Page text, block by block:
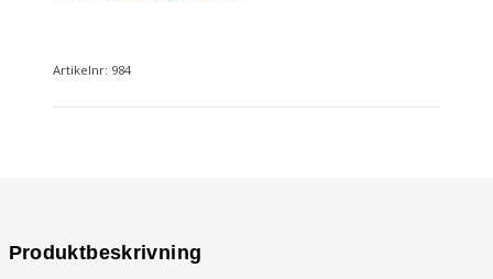
Artikelnr: 984
Produktbeskrivning